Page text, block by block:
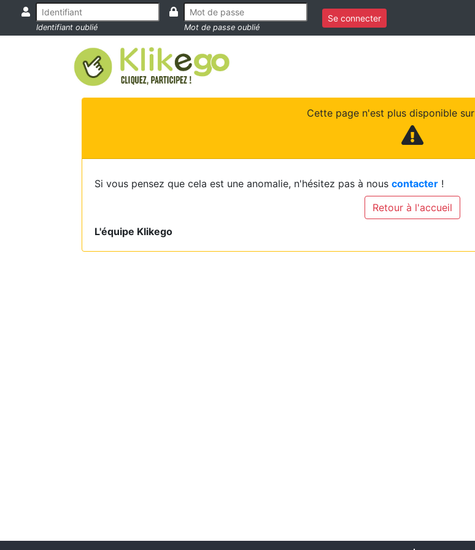
Identifiant oublié Mot de passe oublié
Se connecter
Cette page n'est plus disponible sur
Si vous pensez que cela est une anomalie, n'hésitez pas à nous contacter !
Retour à l'accueil
L'équipe Klikego